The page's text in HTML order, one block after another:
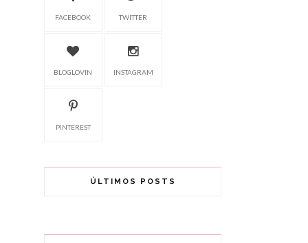
FACEBOOK TWITTER
BLOGLOVIN INSTAGRAM
PINTEREST
ÚLTIMOS POSTS